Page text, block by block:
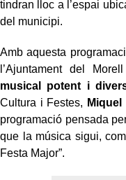
tindran lloc a l’espai
del municipi.
Amb aquesta
l’Ajuntament del
musical potent i
Cultura i Festes, Miquel
programació pensada
que la música sigui,
Festa Major”.